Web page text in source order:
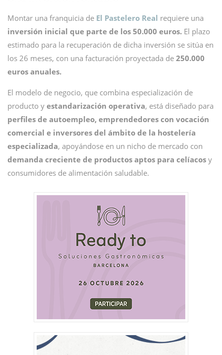
Montar una franquicia de El Pastelero Real requiere una
inversión inicial que parte de los 50.000 euros. El plazo
estimado para la recuperación de dicha inversión se sitúa en
los 26 meses, con una facturación proyectada de 250.000
euros anuales.
El modelo de negocio, que combina especialización de
producto y estandarización operativa, está diseñado para
perfiles de autoempleo, emprendedores con vocación
comercial e inversores del ámbito de la hostelería
especializada, apoyándose en un nicho de mercado con
demanda creciente de productos aptos para celíacos y
consumidores de alimentación saludable.